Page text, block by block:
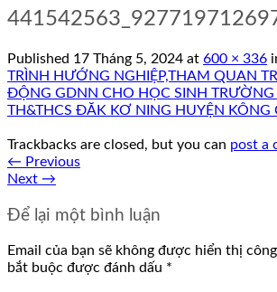
Published 17 Tháng 5, 2024 at 600 × 336
TRÌNH HƯỚNG NGHIỆP,THAM QUAN
ĐỘNG GDNN CHO HỌC SINH TRƯỜNG
TH&THCS ĐĂK KƠ NING HUYỆN KÔNG
Trackbacks are closed, but you can post a
← Previous
Next →
Để lại một bình luận
Email của bạn sẽ không được hiển thị
bắt buộc được đánh dấu *